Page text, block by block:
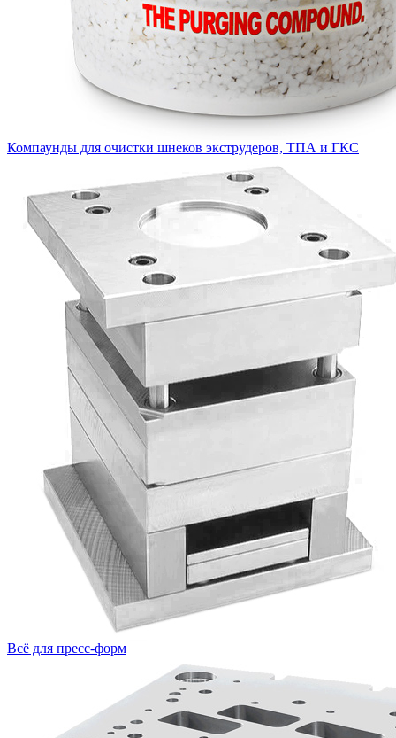
Компаунды для очистки шнеков экструдеров, ТПА и ГКС
Всё для пресс-форм